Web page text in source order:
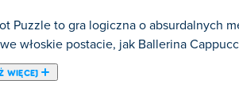
Puzzle to gra logiczna o absurdalnych
włoskie postacie, jak Ballerina
WIĘCEJ
Twoim celem jest rozwiązywanie